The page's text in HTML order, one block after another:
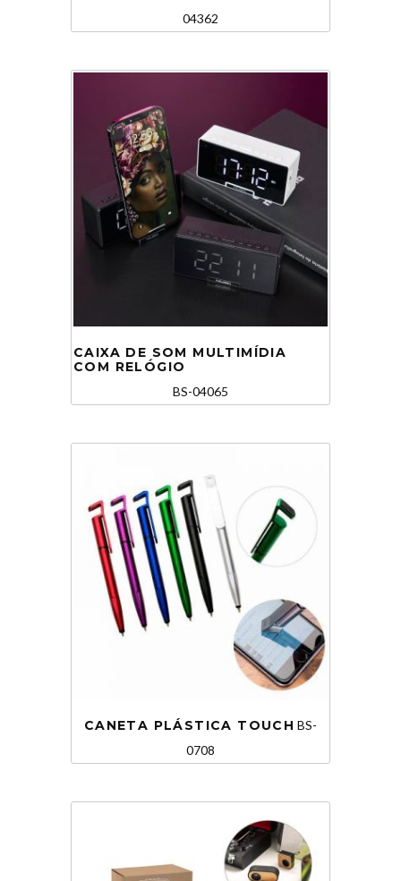
04362
CAIXA DE SOM MULTIMÍDIA
COM RELÓGIO
BS-04065
CANETA PLÁSTICA TOUCH BS-
0708